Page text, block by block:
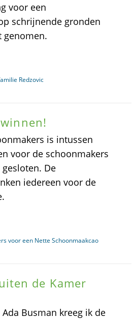
voor een
schrijnende gronden
genomen.
Redzovic
is intussen
voor de schoonmakers
De
iedereen voor de
voor een Nette Schoonmaakcao
de Kamer
Busman kreeg ik de